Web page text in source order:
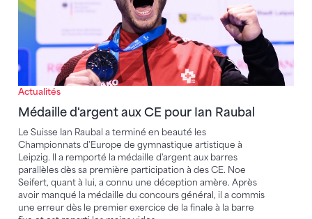
Actualités
Médaille d'argent aux CE pour Ian Raubal
Le Suisse Ian Raubal a terminé en beauté les
Championnats d'Europe de gymnastique artistique à
Leipzig. Il a remporté la médaille d'argent aux barres
parallèles dès sa première participation à des CE. Noe
Seifert, quant à lui, a connu une déception amère. Après
avoir manqué la médaille du concours général, il a commis
une erreur dès le premier exercice de la finale à la barre